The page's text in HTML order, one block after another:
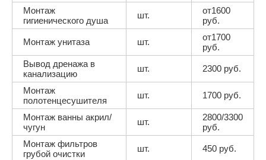
Монтаж
гигиенического душа
шт.
от1600
руб.
Монтаж унитаза шт.
от1700
руб.
Вывод дренажа в
канализацию
шт. 2300 руб.
Монтаж
полотенцесушителя
шт. 1700 руб.
Монтаж ванны акрил/
чугун
шт.
2800/3300
руб.
Монтаж фильтров
грубой очистки
шт. 450 руб.